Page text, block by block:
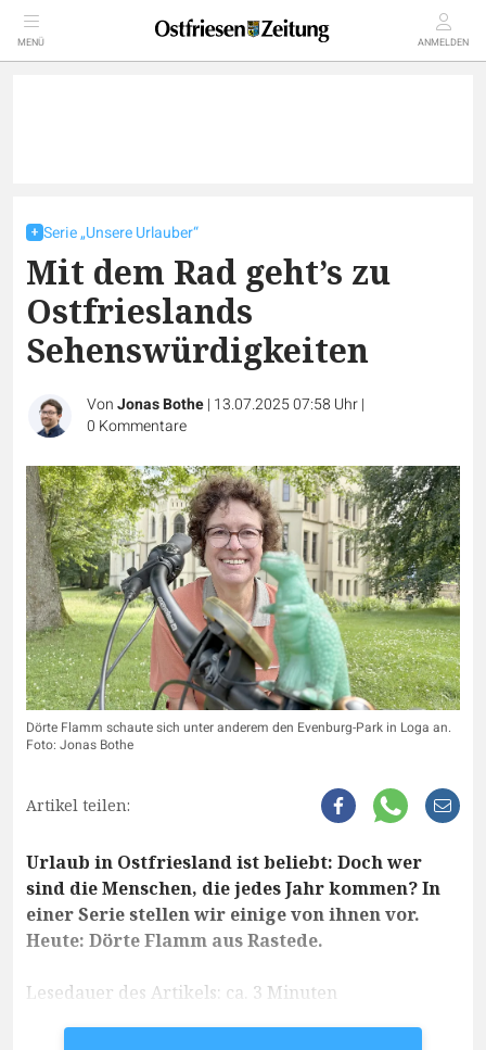
MENÜ ANMELDEN
Serie „Unsere Urlauber“
Mit dem Rad geht’s zu
Ostfrieslands
Sehenswürdigkeiten
VonJonas Bothe| 13.07.2025 07:58 Uhr|
0 Kommentare
Dörte Flamm schaute sich unter anderem den Evenburg-Park in Loga an.
Foto: Jonas Bothe
Artikel teilen:
Urlaub in Ostfriesland ist beliebt: Doch wer
sind die Menschen, die jedes Jahr kommen? In
einer Serie stellen wir einige von ihnen vor.
Heute: Dörte Flamm aus Rastede.
Lesedauer des Artikels: ca. 3 Minuten